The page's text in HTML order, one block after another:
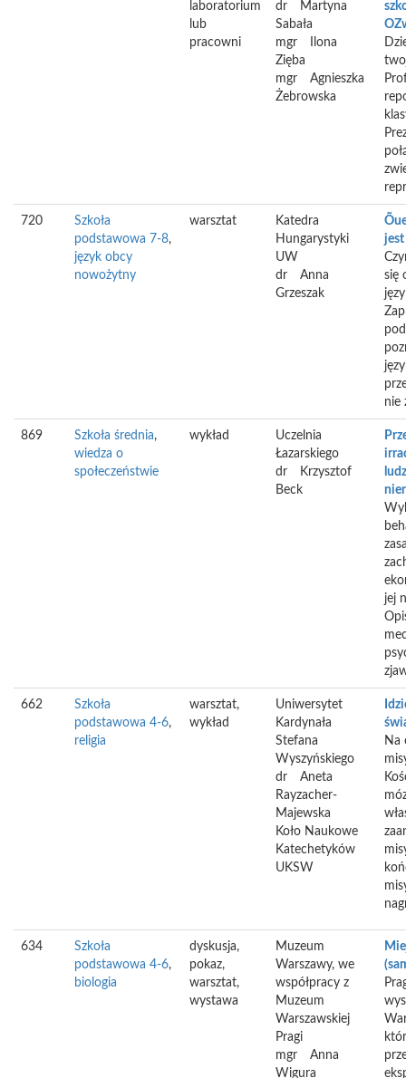
laboratorium
lub
pracowni
dr
Martyna
Sabała
mgr
Ilona
Zięba
mgr
Agnieszka
Żebrowska
720
Szkoła
podstawowa 7-8,
język obcy
nowożytny
warsztat
Katedra
Hungarystyki
UW
dr
Anna
Grzeszak
się
nie
869 Szkoła średnia,
wiedza o
społeczeństwie
wykład
Uczelnia
Łazarskiego
dr
Krzysztof
Beck
jej
662
Szkoła
podstawowa 4-6,
religia
warsztat,
wykład
Uniwersytet
Kardynała
Stefana
Wyszyńskiego
dr
Aneta
Rayzacher-
Majewska
Koło Naukowe
Katechetyków
UKSW
Na
634
Szkoła
podstawowa 4-6,
biologia
dyskusja,
pokaz,
warsztat,
wystawa
Muzeum
Warszawy, we
współpracy z
Muzeum
Warszawskiej
Pragi
mgr
Anna
Wigura